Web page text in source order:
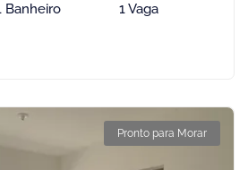
Banheiro 1 Vaga
Pronto para Morar